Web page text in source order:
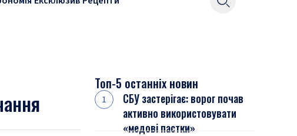
Топ-5 останніх новин
СБУ застерігає: ворог почав
активно використовувати
«медові пастки»